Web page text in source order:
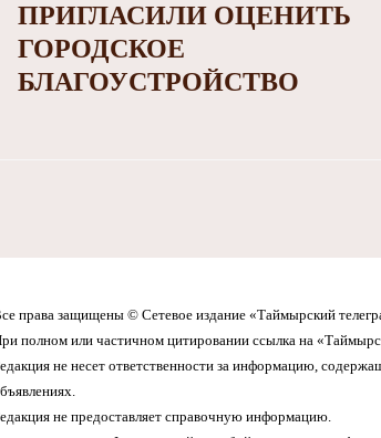
ПРИГЛАСИЛИ ОЦЕНИТЬ
ГОРОДСКОЕ
БЛАГОУСТРОЙСТВО
права защищены © Сетевое издание «Таймырский
полном или частичном цитировании ссылка на
не несет ответственности за информацию,
не предоставляет справочную информацию.